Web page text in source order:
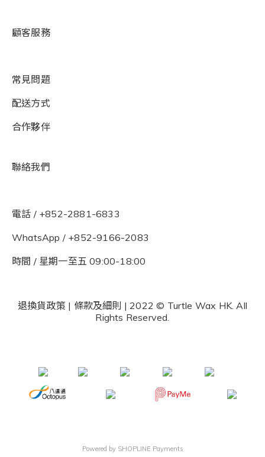
顧客服務
常見問題
配送方式
合作夥伴
聯絡我們
電話 / +852-2881-6833
WhatsApp / +852-9166-2083
時間 / 星期一至五 09:00-18:00
退換貨政策 | 條款及細則 | 2022 © Turtle Wax HK. All
Rights Reserved.
Powered by SHOPLINE Payments